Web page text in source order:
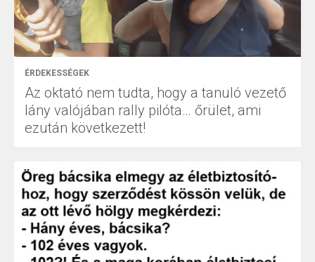
ÉRDEKESSÉGEK
Az oktató nem tudta, hogy a tanuló vezető
lány valójában rally pilóta… őrület, ami
ezután következett!